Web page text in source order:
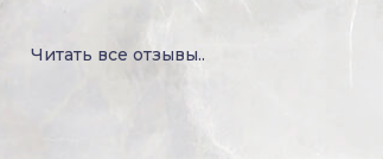
Читать все отзывы..